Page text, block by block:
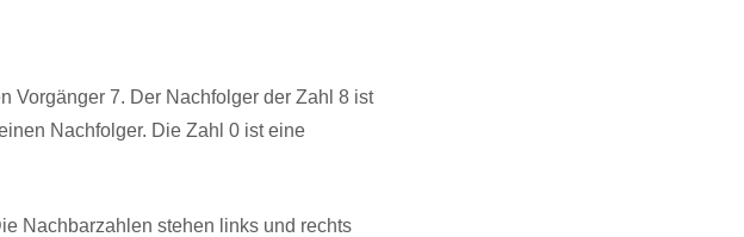
Vorgänger 7. Der Nachfolger der Zahl 8 ist
Nachfolger. Die Zahl 0 ist eine
Nachbarzahlen stehen links und rechts